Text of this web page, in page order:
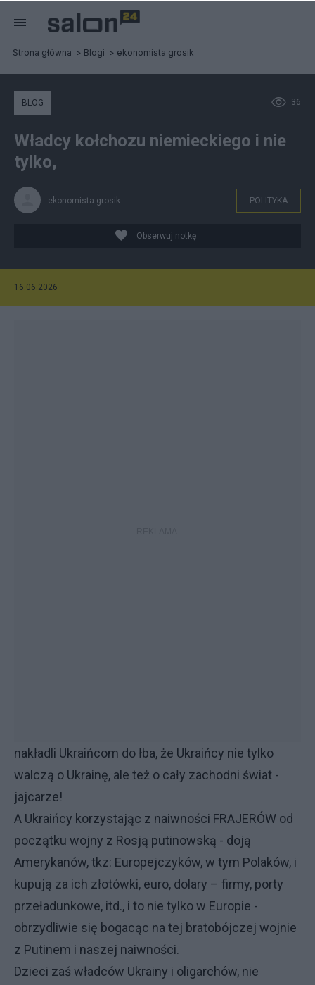
Strona główna Blogi ekonomista grosik
36
BLOG
Władcy kołchozu niemieckiego i nie
tylko,
ekonomista grosik POLITYKA
Obserwuj notkę
16.06.2026
nakładli Ukraińcom do łba, że Ukraińcy nie tylko
walczą o Ukrainę, ale też o cały zachodni świat -
jajcarze!
A Ukraińcy korzystając z naiwności FRAJERÓW od
początku wojny z Rosją putinowską - doją
Amerykanów, tkz: Europejczyków, w tym Polaków, i
kupują za ich złotówki, euro, dolary – firmy, porty
przeładunkowe, itd., i to nie tylko w Europie -
obrzydliwie się bogacąc na tej bratobójczej wojnie
z Putinem i naszej naiwności.
Dzieci zaś władców Ukrainy i oligarchów, nie